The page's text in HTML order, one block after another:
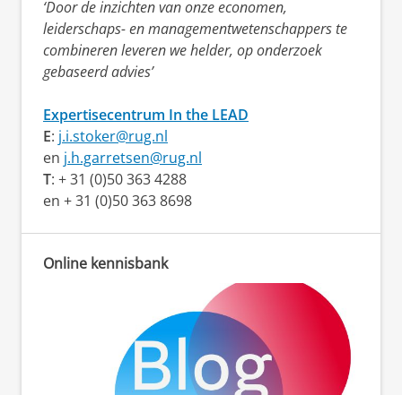
‘Door de inzichten van onze economen,
leiderschaps- en managementwetenschappers te
combineren leveren we helder, op onderzoek
gebaseerd advies’
Expertisecentrum In the LEAD
E: j.i.stoker@rug.nl
en j.h.garretsen@rug.nl
T: + 31 (0)50 363 4288
en + 31 (0)50 363 8698
Online kennisbank